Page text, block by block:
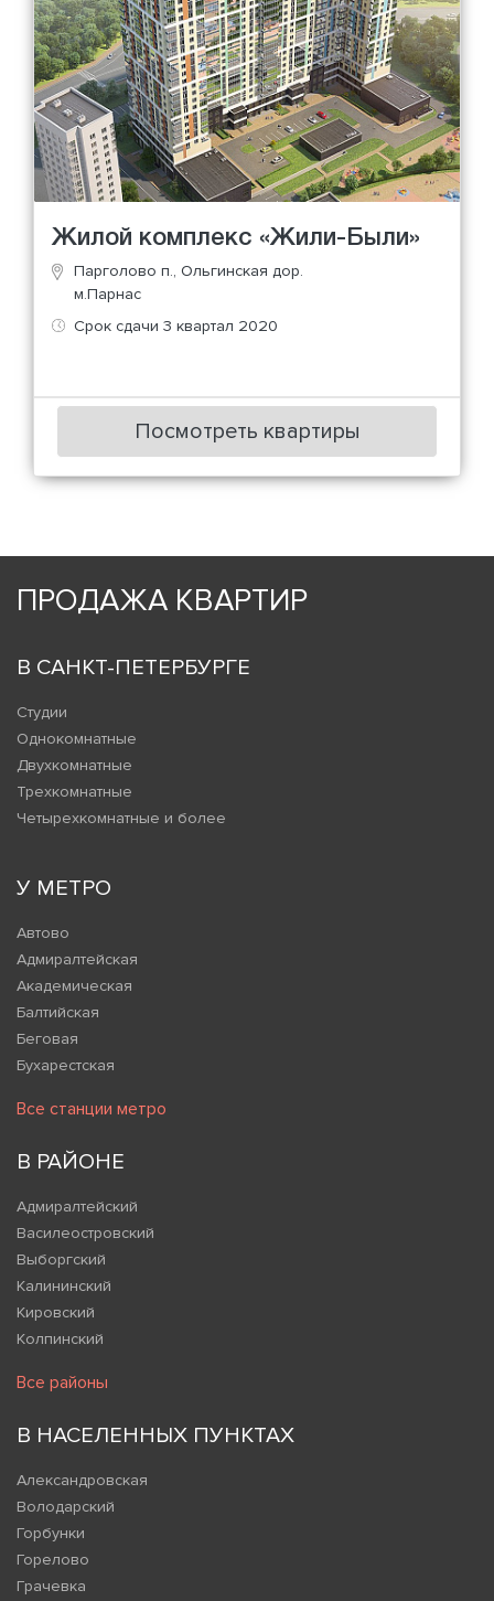
Жилой комплекс «Жили-Были»
Парголово п., Ольгинская дор.
м.Парнас
Срок сдачи 3 квартал 2020
Посмотреть квартиры
ПРОДАЖА КВАРТИР
В САНКТ-ПЕТЕРБУРГЕ
Студии
Однокомнатные
Двухкомнатные
Трехкомнатные
Четырехкомнатные и более
У МЕТРО
Автово
Адмиралтейская
Академическая
Балтийская
Беговая
Бухарестская
Все станции метро
В РАЙОНЕ
Адмиралтейский
Василеостровский
Выборгский
Калининский
Кировский
Колпинский
Все районы
В НАСЕЛЕННЫХ ПУНКТАХ
Александровская
Володарский
Горбунки
Горелово
Грачевка